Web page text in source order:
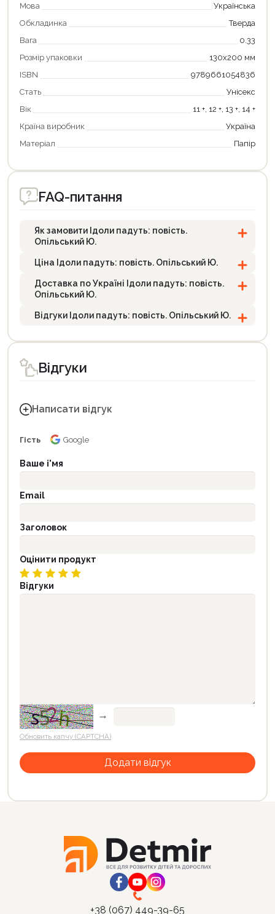
Мова
Українська
Обкладинка
Тверда
Вага
0.33
Розмір упаковки
130х200 мм
ISBN
9789661054836
Стать
Унісекс
Вік
11 +, 12 +, 13 +, 14 +
Країна виробник
Україна
Матеріал
Папір
FAQ-питання
Як замовити Ідоли падуть: повість.
Опільський Ю.
Ціна Ідоли падуть: повість. Опільський Ю.
Доставка по Україні Ідоли падуть: повість.
Опільський Ю.
Відгуки Ідоли падуть: повість. Опільський Ю.
Відгуки
Написати відгук
Гість Google
Ваше і'мя
Email
Заголовок
Оцінити продукт
Відгуки
→
Обновить капчу (CAPTCHA)
+38 (067) 449-39-65